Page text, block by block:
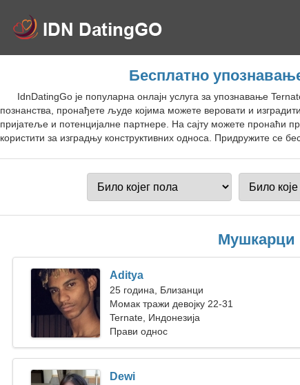
Бесплатно
IdnDatingGo је популарна онлајн услуга за упознавање
познанства, пронађете људе којима можете веровати и
пријатеље и потенцијалне партнере. На сајту можете пронаћи
користити за изградњу конструктивних односа. Придружите се
Мушкарци
Aditya
25 година, Близанци
Момак тражи девојку 22-31
Ternate, Индонезија
Прави однос
Dewi